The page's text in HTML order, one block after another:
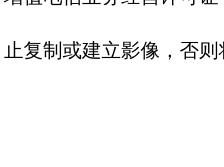
止复制或建立影像，否